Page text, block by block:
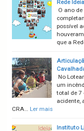
Rede
O ano
possível
que a
No
um
total de 7
acidente,
CRA… Ler mais
Instituto